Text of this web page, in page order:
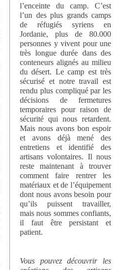
l’enceinte du camp. C’est
l’un des plus grands camps
de réfugiés syriens en
Jordanie, plus de 80.000
personnes y vivent pour une
très longue durée dans des
conteneurs alignés au milieu
du désert. Le camp est très
sécurisé et notre travail est
rendu plus compliqué par les
décisions de fermetures
temporaires pour raison de
sécurité qui nous retardent.
Mais nous avons bon espoir
et avons déjà mené des
entretiens et identifié des
artisans volontaires. Il nous
reste maintenant à trouver
comment faire rentrer les
matériaux et de l’équipement
dont nous avons besoin pour
qu’ils puissent travailler,
mais nous sommes confiants,
il faut être persistant et
patient.
Vous pouvez découvrir les